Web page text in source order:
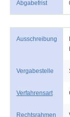
Abgabefrist
Ausschreibung
Vergabestelle
Verfahrensart
Rechtsrahmen